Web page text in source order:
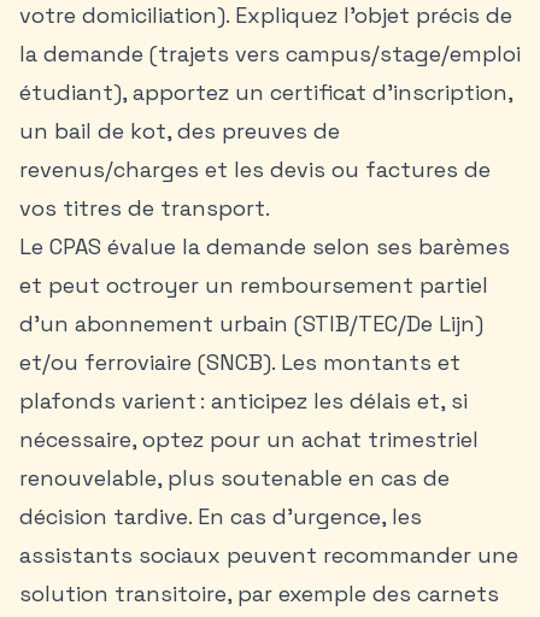
votre domiciliation). Expliquez l’objet précis de
la demande (trajets vers campus/stage/emploi
étudiant), apportez un certificat d’inscription,
un bail de kot, des preuves de
revenus/charges et les devis ou factures de
vos titres de transport.
Le CPAS évalue la demande selon ses barèmes
et peut octroyer un remboursement partiel
d’un abonnement urbain (STIB/TEC/De Lijn)
et/ou ferroviaire (SNCB). Les montants et
plafonds varient : anticipez les délais et, si
nécessaire, optez pour un achat trimestriel
renouvelable, plus soutenable en cas de
décision tardive. En cas d’urgence, les
assistants sociaux peuvent recommander une
solution transitoire, par exemple des carnets